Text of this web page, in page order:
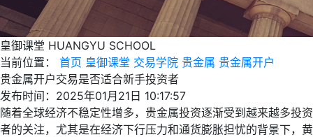
皇御课堂 HUANGYU SCHOOL
当前位置：
首页 皇御课堂 交易学院 贵金属 贵金属开户
贵金属开户交易是否适合新手投资者
发布时间：2025年01月21日 10:17:57
随着全球经济不稳定性增多，贵金属投资逐渐受到越来越多投资
者的关注，尤其是在经济下行压力和通货膨胀担忧的背景下，黄